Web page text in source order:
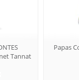
Tannat
Papas